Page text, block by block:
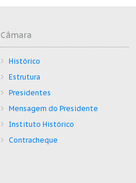
Câmara
Histórico
Estrutura
Presidentes
Mensagem do Presidente
Instituto Histórico
Contracheque